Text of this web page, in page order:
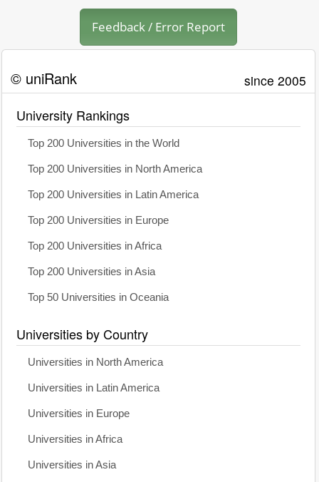
Feedback / Error Report
© uniRank since 2005
University Rankings
Top 200 Universities in the World
Top 200 Universities in North America
Top 200 Universities in Latin America
Top 200 Universities in Europe
Top 200 Universities in Africa
Top 200 Universities in Asia
Top 50 Universities in Oceania
Universities by Country
Universities in North America
Universities in Latin America
Universities in Europe
Universities in Africa
Universities in Asia